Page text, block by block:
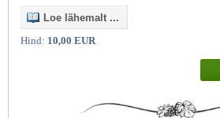
Loe lähemalt ...
Hind: 10,00 EUR